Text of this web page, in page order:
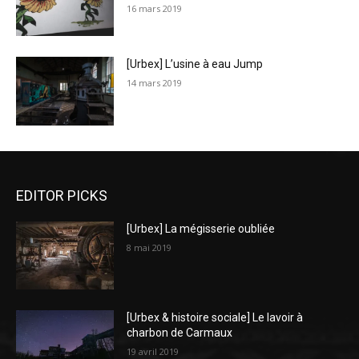
16 mars 2019
[Urbex] L’usine à eau Jump
14 mars 2019
EDITOR PICKS
[Urbex] La mégisserie oubliée
8 mai 2019
[Urbex & histoire sociale] Le lavoir à
charbon de Carmaux
19 avril 2019